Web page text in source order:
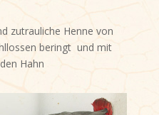
zutrauliche Henne von
beringt und mit
Hahn